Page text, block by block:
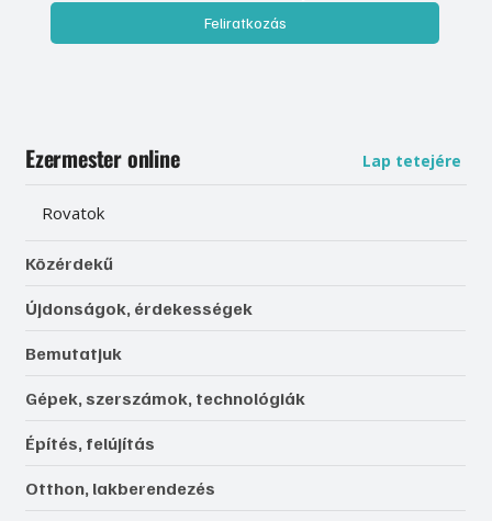
Feliratkozás
Ezermester online Lap tetejére
Rovatok
Közérdekű
Újdonságok, érdekességek
Bemutatjuk
Gépek, szerszámok, technológiák
Építés, felújítás
Otthon, lakberendezés